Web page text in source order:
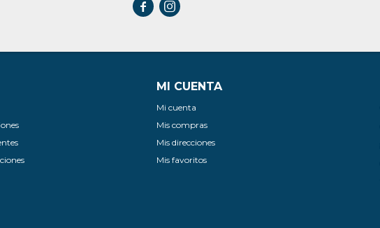
MI CUENTA
Mi cuenta
Mis compras
Mis direcciones
Mis favoritos
 